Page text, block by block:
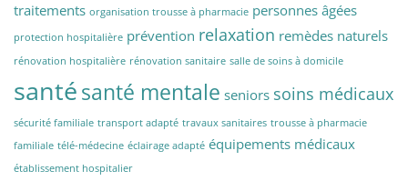
traitements organisation trousse à pharmacie personnes âgées
protection hospitalière prévention relaxation remèdes naturels
rénovation hospitalière rénovation sanitaire salle de soins à domicile
santésanté mentale seniors soins médicaux
sécurité familiale transport adapté travaux sanitaires trousse à pharmacie
familiale télé-médecine éclairage adapté équipements médicaux
établissement hospitalier